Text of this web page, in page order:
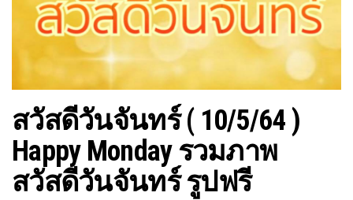
สวัสดีวันจันทร์ ( 10/5/64 )
Happy Monday รวมภาพ
สวัสดีวันจันทร์ รูปฟรี